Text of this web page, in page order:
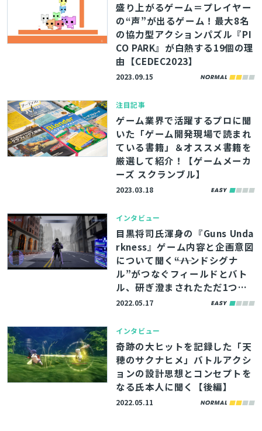
盛り上がるゲーム＝プレイヤー
の“声”が出るゲーム！最大8名
の協力型アクションパズル『PI
CO PARK』が白熱する19個の理
由【CEDEC2023】
2023.09.15
注目記事
ゲーム業界で活躍するプロに聞
いた「ゲーム開発現場で読まれ
ている書籍」＆オススメ書籍を
厳選して紹介！【ゲームメーカ
ーズ スクランブル】
2023.03.18
インタビュー
目黒将司氏渾身の『Guns Unda
rkness』ゲーム内容と企画意図
について聞く――“ハンドシグナ
ル”がつなぐフィールドとバト
ル、研ぎ澄まされたただ1つの
コンセプトとは【前編】
2022.05.17
インタビュー
奇跡の大ヒットを記録した「天
穂のサクナヒメ」バトルアクシ
ョンの設計思想とコンセプトを
なる氏本人に聞く【後編】
2022.05.11
とじる